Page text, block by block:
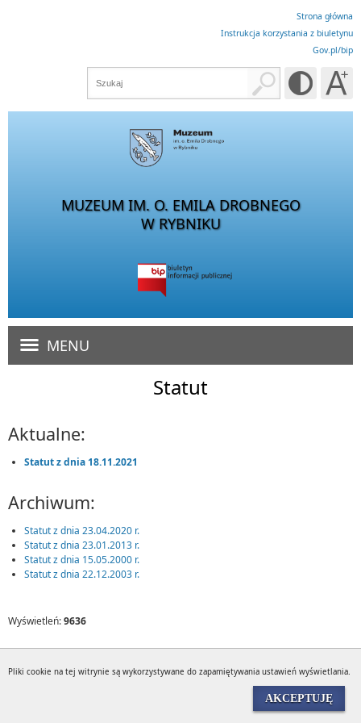
Strona główna
Instrukcja korzystania z biuletynu
Gov.pl/bip
MUZEUM IM. O. EMILA DROBNEGO
W RYBNIKU
MENU
Statut
Aktualne:
Statut z dnia 18.11.2021
Archiwum:
Statut z dnia 23.04.2020 r.
Statut z dnia 23.01.2013 r.
Statut z dnia 15.05.2000 r.
Statut z dnia 22.12.2003 r.
Wyświetleń:9636
Pliki cookie na tej witrynie są wykorzystywane do zapamiętywania ustawień wyświetlania.
AKCEPTUJĘ